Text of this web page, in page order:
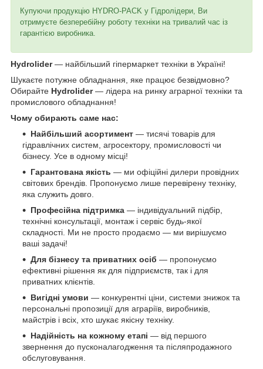
Купуючи продукцію HYDRO-PACK у Гідролідери, Ви
отримуєте безперебійну роботу техніки на тривалий час із
гарантією виробника.
Hydrolider— найбільший гіпермаркет техніки в Україні!
Шукаєте потужне обладнання, яке працює безвідмовно?
Обирайте Hydrolider— лідера на ринку аграрної техніки та
промислового обладнання!
Чому обирають саме нас:
Найбільший асортимент — тисячі товарів для
гідравлічних систем, агросектору, промисловості чи
бізнесу. Усе в одному місці!
Гарантована якість — ми офіційні дилери провідних
світових брендів. Пропонуємо лише перевірену техніку,
яка служить довго.
Професійна підтримка — індивідуальний підбір,
технічні консультації, монтаж і сервіс будь-якої
складності. Ми не просто продаємо — ми вирішуємо
ваші задачі!
Для бізнесу та приватних осіб — пропонуємо
ефективні рішення як для підприємств, так і для
приватних клієнтів.
Вигідні умови — конкурентні ціни, системи знижок та
персональні пропозиції для аграріїв, виробників,
майстрів і всіх, хто шукає якісну техніку.
Надійність на кожному етапі — від першого
звернення до пусконалагодження та післяпродажного
обслуговування.